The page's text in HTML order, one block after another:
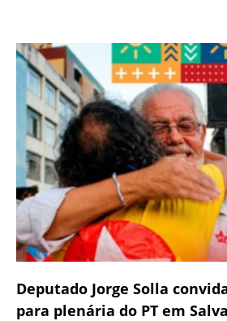
Deputado Jorge Solla
para plenária do PT em